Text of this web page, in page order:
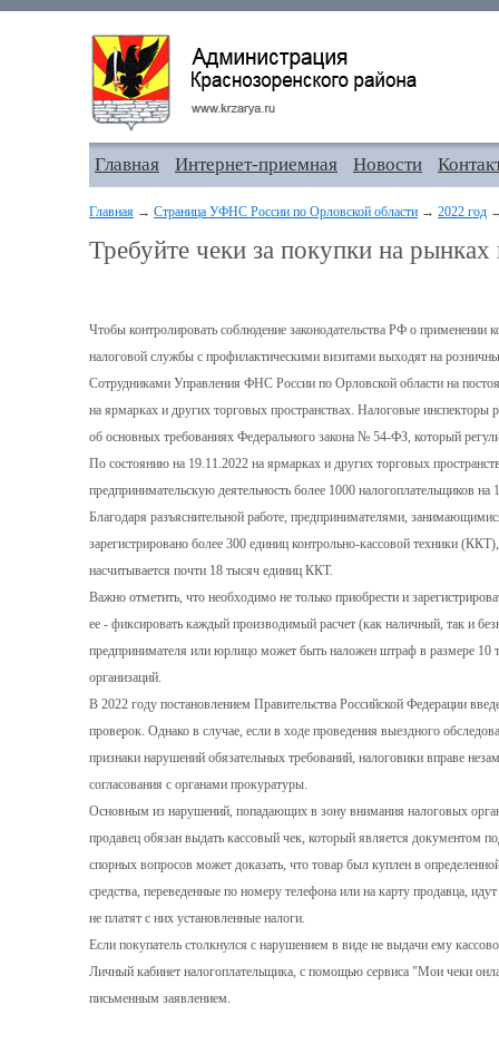
Главная Интернет-приемная Новости
Главная → Страница УФНС России по Орловской области → 2022 год
Требуйте чеки за покупки на
Чтобы контролировать соблюдение законодательства РФ о применении
налоговой службы с профилактическими визитами выходят на
Сотрудниками Управления ФНС России по Орловской области на
на ярмарках и других торговых пространствах. Налоговые
об основных требованиях Федерального закона № 54-ФЗ, который
По состоянию на 19.11.2022 на ярмарках и других торговых
предпринимательскую деятельность более 1000 налогоплательщиков на
Благодаря разъяснительной работе, предпринимателями,
зарегистрировано более 300 единиц контрольно-кассовой техники
насчитывается почти 18 тысяч единиц ККТ.
Важно отметить, что необходимо не только приобрести и
ее - фиксировать каждый производимый расчет (как наличный, так и
предпринимателя или юрлицо может быть наложен штраф в размере
организаций.
В 2022 году постановлением Правительства Российской Федерации
проверок. Однако в случае, если в ходе проведения выездного
признаки нарушений обязательных требований, налоговики вправе
согласования с органами прокуратуры.
Основным из нарушений, попадающих в зону внимания налоговых
продавец обязан выдать кассовый чек, который является документом
спорных вопросов может доказать, что товар был куплен в
средства, переведенные по номеру телефона или на карту продавца,
не платят с них установленные налоги.
Если покупатель столкнулся с нарушением в виде не выдачи ему
Личный кабинет налогоплательщика, с помощью сервиса "Мои чеки
письменным заявлением.